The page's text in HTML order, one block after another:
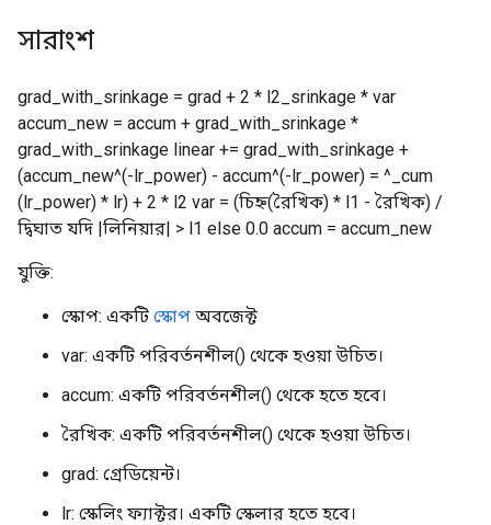
সারাংশ
grad_with_srinkage = grad + 2 * l2_srinkage * var
accum_new = accum + grad_with_srinkage *
grad_with_srinkage linear += grad_with_srinkage +
(accum_new^(-lr_power) - accum^(-lr_power) = ^_cum
(lr_power) * lr) + 2 * l2 var = (চিহ্ন(রৈখিক) * l1 - রৈখিক) /
দ্বিঘাত যদি |লিনিয়ার| > l1 else 0.0 accum = accum_new
যুক্তি:
স্কোপ: একটি স্কোপ অবজেক্ট
var: একটি পরিবর্তনশীল() থেকে হওয়া উচিত।
accum: একটি পরিবর্তনশীল() থেকে হতে হবে।
রৈখিক: একটি পরিবর্তনশীল() থেকে হওয়া উচিত।
grad: গ্রেডিয়েন্ট।
lr: স্কেলিং ফ্যাক্টর। একটি স্কেলার হতে হবে।